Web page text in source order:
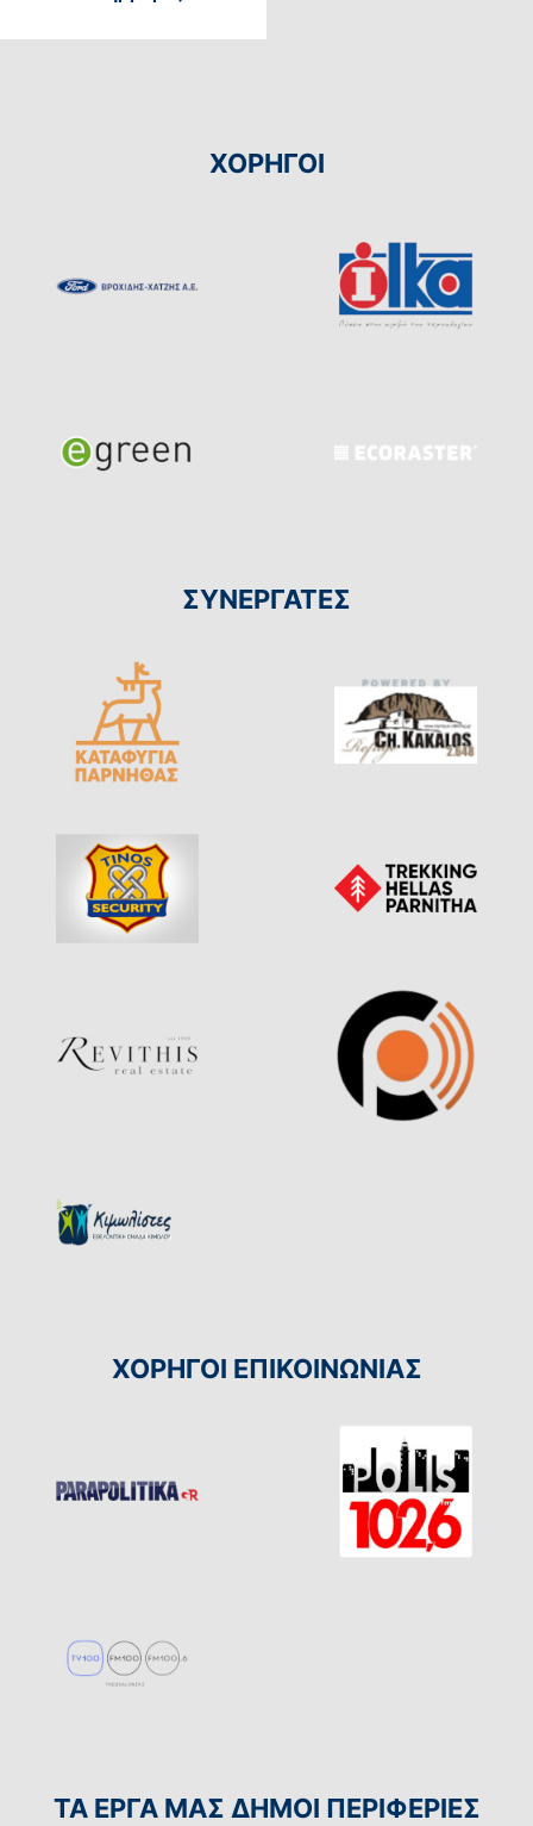
ΧΟΡΗΓΟΙ
ΣΥΝΕΡΓΑΤΕΣ
ΧΟΡΗΓΟΙ ΕΠΙΚΟΙΝΩΝΙΑΣ
ΤΑ ΕΡΓΑ ΜΑΣ ΔΗΜΟΙ ΠΕΡΙΦΕΡΙΕΣ